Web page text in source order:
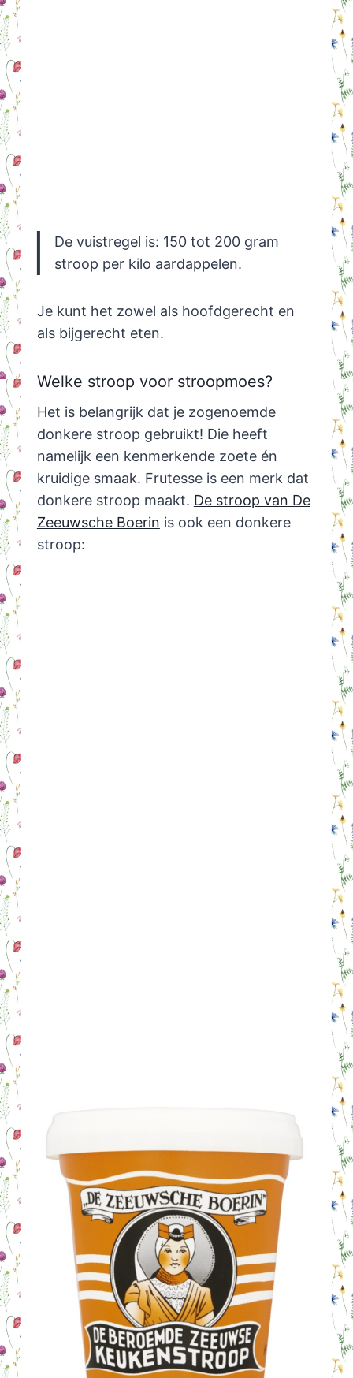
De vuistregel is: 150 tot 200 gram
stroop per kilo aardappelen.
Je kunt het zowel als hoofdgerecht en
als bijgerecht eten.
Welke stroop voor stroopmoes?
Het is belangrijk dat je zogenoemde
donkere stroop gebruikt! Die heeft
namelijk een kenmerkende zoete én
kruidige smaak. Frutesse is een merk dat
donkere stroop maakt. De stroop van De
Zeeuwsche Boerin is ook een donkere
stroop: